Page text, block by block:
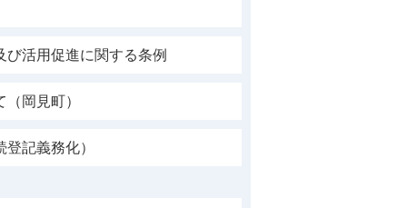
活用促進に関する条例
岡見町）
記義務化）